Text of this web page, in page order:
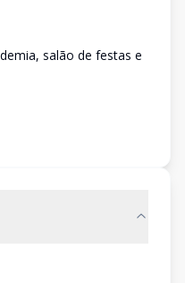
salão de festas e